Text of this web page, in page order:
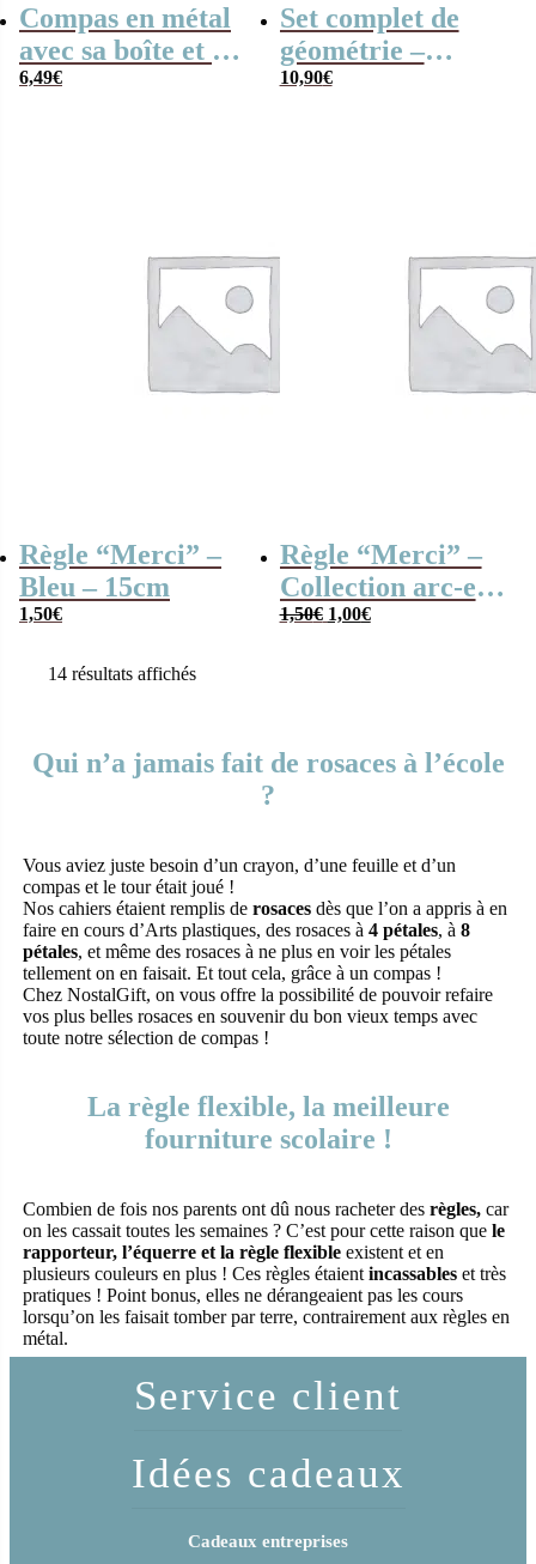
Compas en métal
avec sa boîte et sa
gomme – Staedtler
6,49€
Set complet de
géométrie –
Staedtler
10,90€
Règle “Merci” –
Bleu – 15cm
1,50€
Règle “Merci” –
Collection arc-en-
ciel
1,50€ Le
1,00€Le
14 résultats affichés
Qui n’a jamais fait de rosaces à l’école
?
Vous aviez juste besoin d’un crayon, d’une feuille et d’un
compas et le tour était joué !
Nos cahiers étaient remplis derosaces dès que l’on a appris à en
faire en cours d’Arts plastiques, des rosaces à4 pétales, à8
pétales, et même des rosaces à ne plus en voir les pétales
tellement on en faisait. Et tout cela, grâce à un compas !
Chez NostalGift, on vous offre la possibilité de pouvoir refaire
vos plus belles rosaces en souvenir du bon vieux temps avec
toute notre sélection de compas !
La règle flexible, la meilleure
fourniture scolaire !
Combien de fois nos parents ont dû nous racheter desrègles, car
on les cassait toutes les semaines ? C’est pour cette raison quele
rapporteur, l’équerre et la règle flexible existent et en
plusieurs couleurs en plus ! Ces règles étaientincassables et très
pratiques ! Point bonus, elles ne dérangeaient pas les cours
lorsqu’on les faisait tomber par terre, contrairement aux règles en
métal.
Service client
Idées cadeaux
Cadeaux entreprises